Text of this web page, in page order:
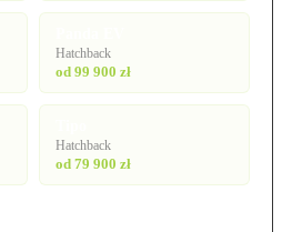
Hatchback
od 99 900 zł
Hatchback
od 79 900 zł